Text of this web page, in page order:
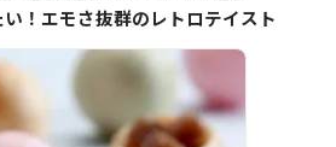
！エモさ抜群のレトロテイスト